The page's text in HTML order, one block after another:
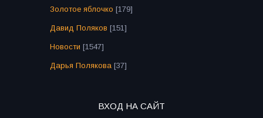
Золотое яблочко [179]
Давид Поляков [151]
Новости [1547]
Дарья Полякова [37]
ВХОД НА САЙТ